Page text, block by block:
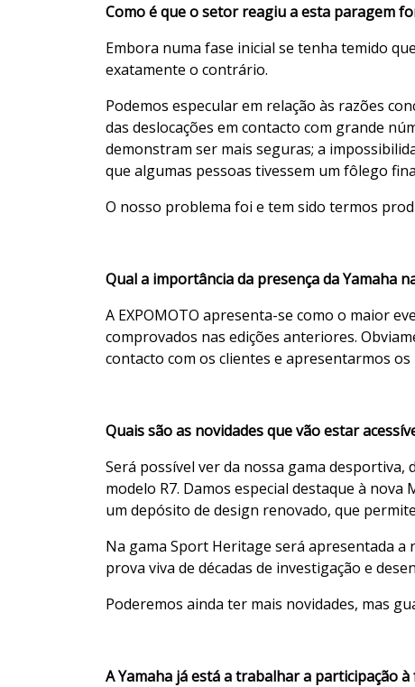
Como é que o setor reagiu a esta paragem
Embora numa fase inicial se tenha temido
exatamente o contrário.
Podemos especular em relação às razões
das deslocações em contacto com grande
demonstram ser mais seguras; a
que algumas pessoas tivessem um fôlego
O nosso problema foi e tem sido termos
Qual a importância da presença da Yamaha
A EXPOMOTO apresenta-se como o maior
comprovados nas edições anteriores.
contacto com os clientes e apresentarmos
Quais são as novidades que vão estar
Será possível ver da nossa gama desportiva,
modelo R7. Damos especial destaque à
um depósito de design renovado, que
Na gama Sport Heritage será apresentada a
prova viva de décadas de investigação e
Poderemos ainda ter mais novidades, mas
A Yamaha já está a trabalhar a participação à